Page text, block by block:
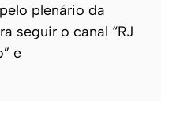
plenário da
seguir o canal “RJ
e